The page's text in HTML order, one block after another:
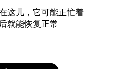
这儿，它可能正忙着
就能恢复正常